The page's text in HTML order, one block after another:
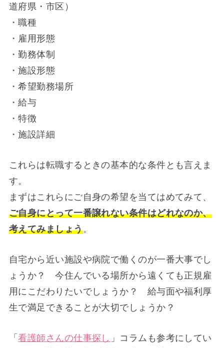
道府県・市区）
・職種
・雇用形態
・勤務体制
・施設形態
・希望勤務場所
・給与
・特徴
・施設詳細
これらは転職するときの基本的な条件とも言えま
す。
まずはこれらにご自身の希望を当てはめてみて、
ご自身にとって一番譲れない条件はどれなのか、
考えてみましょう。
自宅から近い施設や病院で働くのが一番大事でし
ょうか？ 今住んでいる場所から遠くても正規雇
用にこだわりたいでしょうか？ 給与面や福利厚
生で満足できることが大切でしょうか？
「看護師さんの仕事探し 」コラムも参考にしてい